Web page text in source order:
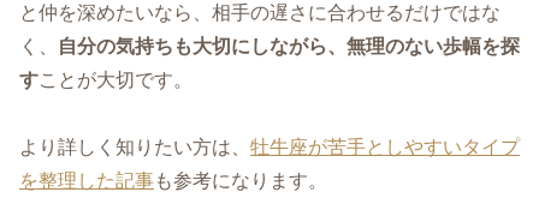
と仲を深めたいなら、相手の遅さに合わせるだけではな
く、
自分の気持ちも大切にしながら、無理のない歩幅を探
すことが大切です。
より詳しく知りたい方は、 牡牛座が苦手としやすいタイプ
を整理した記事も参考になります。